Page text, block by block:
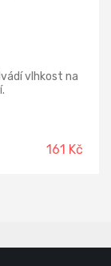
vlhkost na
161 Kč